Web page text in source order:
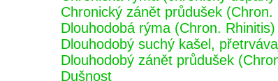
Chronický zánět průdušek (Chron.
Dlouhodobá rýma (Chron. Rhinitis)
Dlouhodobý suchý kašel,
Dlouhodobý zánět průdušek
Dušnost